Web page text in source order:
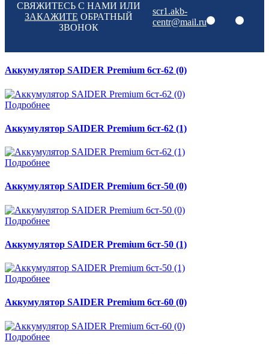
СВЯЖИТЕСЬ С НАМИ ИЛИ
ЗАКАЖИТЕ ОБРАТНЫЙ
ЗВОНОК
scr1.akb-
centr@mail.ru
Аккумулятор SAIDER Premium 6ст-62 (0)
Подробнее
Аккумулятор SAIDER Premium 6ст-62 (1)
Подробнее
Аккумулятор SAIDER Premium 6ст-50 (0)
Подробнее
Аккумулятор SAIDER Premium 6ст-50 (1)
Подробнее
Аккумулятор SAIDER Premium 6ст-60 (0)
Подробнее